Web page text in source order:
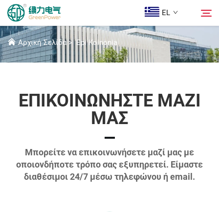
EL
Προϊόντα
Λύσεις
Λήψη
ΕΠΙΚΟΙΝΩΝΉΣΤΕ ΜΑΖΊ ΜΑΣ
Αρχική Σελίδα>Epi Koinonia
ΕΠΙΚΟΙΝΩΝΉΣΤΕ ΜΑΖΊ
ΜΑΣ
Μπορείτε να επικοινωνήσετε μαζί μας με
οποιονδήποτε τρόπο σας εξυπηρετεί. Είμαστε
διαθέσιμοι 24/7 μέσω τηλεφώνου ή email.